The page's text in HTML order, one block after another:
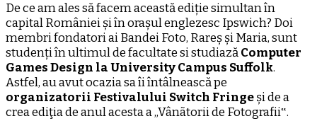
De ce am ales să facem această ediție simultan în
capital României și în orașul englezesc Ipswich? Doi
membri fondatori ai Bandei Foto, Rareș și Maria, sunt
studenți în ultimul de facultate si studiazăComputer
Games Design la University Campus Suffolk.
Astfel, au avut ocazia sa îi întâlnească pe
organizatorii Festivalului Switch Fringeși de a
crea ediţia de anul acesta a „Vânãtorii de Fotografii‟.